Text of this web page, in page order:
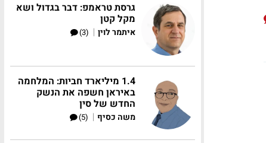
גרסת טראמפ: דבר בגדול ושא
מקל קטן
איתמר לוין |
(3)
1.4 מיליארד חביות: המלחמה
באיראן חשפה את הנשק
החדש של סין
משה כסיף |
(5)